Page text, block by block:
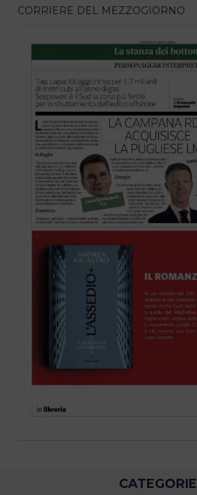
CORRIERE DEL MEZZOGIORNO
CATEGORIE